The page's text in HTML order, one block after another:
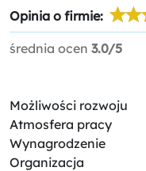
Opinia o firmie:
średnia ocen 3.0/5
Możliwości rozwoju
Atmosfera pracy
Wynagrodzenie
Organizacja